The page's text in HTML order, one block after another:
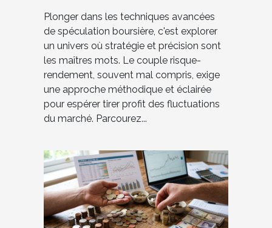
Plonger dans les techniques avancées
de spéculation boursière, c'est explorer
un univers où stratégie et précision sont
les maîtres mots. Le couple risque-
rendement, souvent mal compris, exige
une approche méthodique et éclairée
pour espérer tirer profit des fluctuations
du marché. Parcourez...